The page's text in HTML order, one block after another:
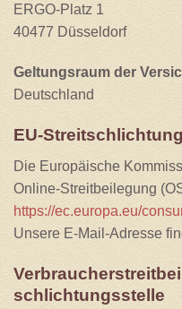
ERGO-Platz 1
40477 Düsseldorf
Geltungsraum der
Deutschland
EU-Streitschlichtung
Die Europäische
Online-Streitbeilegung
https://ec.europa.eu/
Unsere E-Mail-Adresse
schlichtungs­stelle